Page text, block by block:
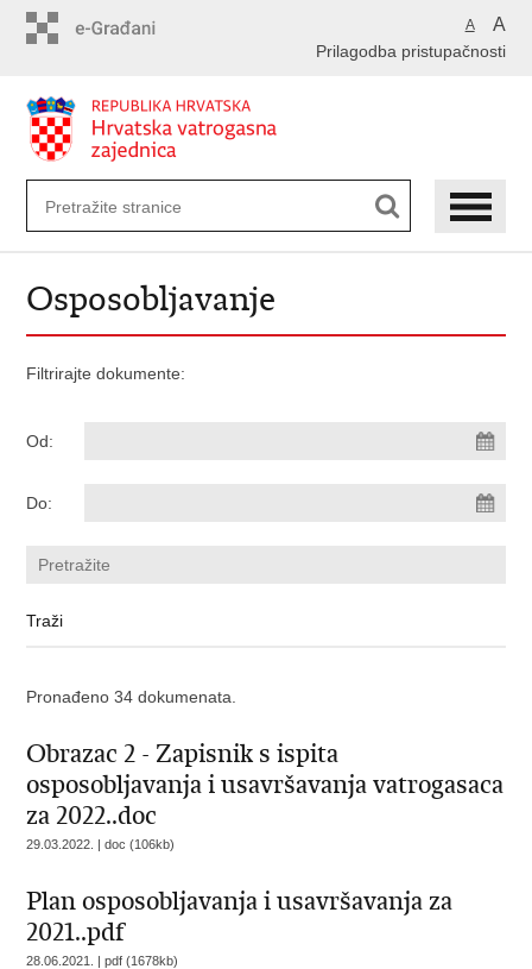
A A
Prilagodba pristupačnosti
Osposobljavanje
Filtrirajte dokumente:
Od:
Do:
Pronađeno 34 dokumenata.
Obrazac 2 - Zapisnik s ispita
osposobljavanja i usavršavanja vatrogasaca
za 2022..doc
29.03.2022. | doc (106kb)
Plan osposobljavanja i usavršavanja za
2021..pdf
28.06.2021. | pdf (1678kb)